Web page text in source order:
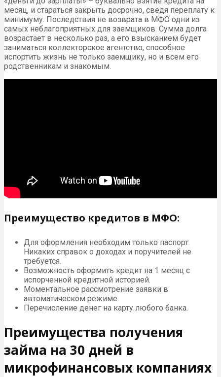
месяц, и стараться закрыть досрочно, сведя переплату к
минимуму. Последствия не возврата в МФО одни из
самых неблагоприятных для заемщиков. Сумма долга
возрастает в несколько раз, а его взысканием будет
заниматься коллекторское агентство, способное
испортить жизнь не только заемщику, но и всем его
родственникам и знакомым.
Преимущество кредитов в МФО:
Для оформления необходим только паспорт.
Никаких справок о доходах и поручителей не
требуется.
Возможность оформить кредит на 1 месяц с
испорченной кредитной историей.
Моментальное рассмотрение заявки в
автоматическом режиме.
Перечисление денег на карту любого банка.
Преимущества получения
займа на 30 дней в
микрофинансовых компаниях